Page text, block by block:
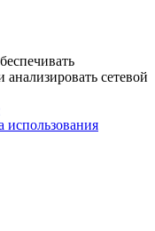
сетевой
использования